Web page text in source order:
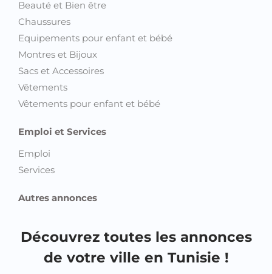
Beauté et Bien être
Chaussures
Equipements pour enfant et bébé
Montres et Bijoux
Sacs et Accessoires
Vêtements
Vêtements pour enfant et bébé
Emploi et Services
Emploi
Services
Autres annonces
Découvrez toutes les annonces
de votre ville en Tunisie !